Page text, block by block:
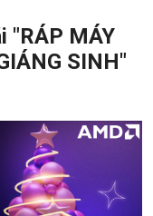
"RÁP MÁY
SINH"